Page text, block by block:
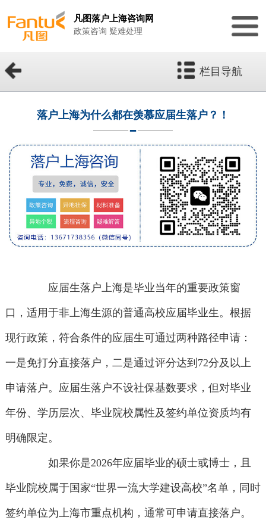
凡图落户上海咨询网
政策咨询 疑难处理
栏目导航
落户上海为什么都在羡慕应届生落户？！
应届生落户上海是毕业当年的重要政策窗
口，适用于非上海生源的普通高校应届毕业生。根据
现行政策，符合条件的应届生可通过两种路径申请：
一是免打分直接落户，二是通过评分达到72分及以上
申请落户。应届生落户不设社保基数要求，但对毕业
年份、学历层次、毕业院校属性及签约单位资质均有
明确限定。
如果你是2026年应届毕业的硕士或博士，且
毕业院校属于国家“世界一流大学建设高校”名单，同时
签约单位为上海市重点机构，通常可申请直接落户。